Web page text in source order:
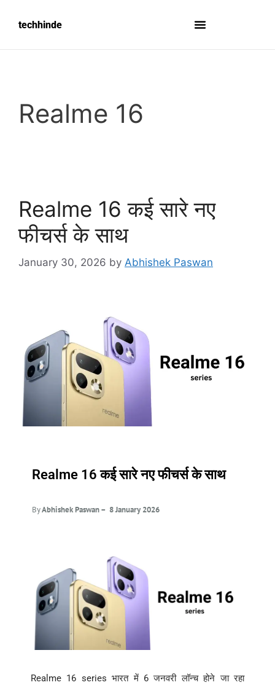
techhinde
Realme 16
Realme 16 कई सारे नए
फीचर्स के साथ
January 30, 2026 by Abhishek Paswan
Realme 16 कई सारे नए फीचर्स के साथ
ByAbhishek Paswan – 8 January 2026
Realme 16 seriesभारत में6जनवरी लॉन्च होने जा रहा